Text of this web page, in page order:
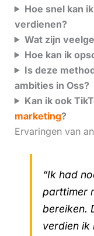
Hoe snel kan
verdienen?
Wat zijn
Hoe kan ik
Is deze
ambities in Oss?
Kan ik ook
marketing?
Ervaringen van
“Ik had
parttimer
bereiken.
verdien ik